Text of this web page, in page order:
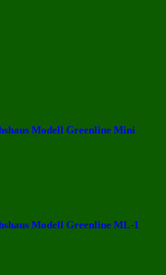
Modell Greenline Mini
Modell Greenline ML-1